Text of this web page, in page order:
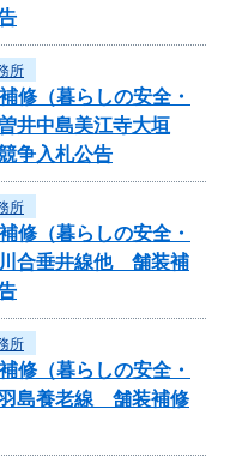
所
修（暮らしの安全・
井中島美江寺大垣
争入札公告
所
修（暮らしの安全・
合垂井線他 舗装補
所
修（暮らしの安全・
島養老線 舗装補修